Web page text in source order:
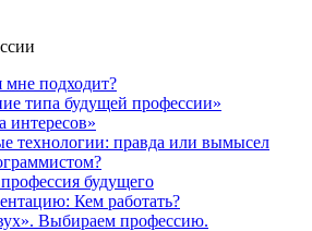
мне подходит?
типа будущей профессии»
интересов»
технологии: правда или вымысел
будущего
Кем работать?
Выбираем профессию.